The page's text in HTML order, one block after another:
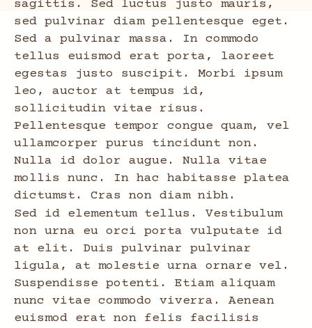
sagittis. Sed luctus justo mauris,
sed pulvinar diam pellentesque eget.
Sed a pulvinar massa. In commodo
tellus euismod erat porta, laoreet
egestas justo suscipit. Morbi ipsum
leo, auctor at tempus id,
sollicitudin vitae risus.
Pellentesque tempor congue quam, vel
ullamcorper purus tincidunt non.
Nulla id dolor augue. Nulla vitae
mollis nunc. In hac habitasse platea
dictumst. Cras non diam nibh.
Sed id elementum tellus. Vestibulum
non urna eu orci porta vulputate id
at elit. Duis pulvinar pulvinar
ligula, at molestie urna ornare vel.
Suspendisse potenti. Etiam aliquam
nunc vitae commodo viverra. Aenean
euismod erat non felis facilisis